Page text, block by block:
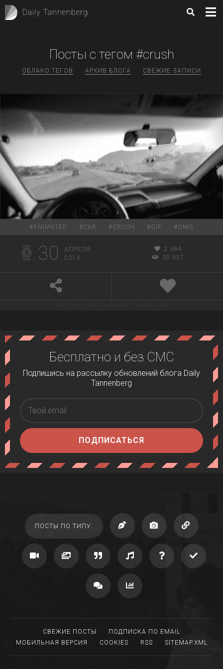
Daily Tannenberg
Посты с тегом #crush
ОБЛАКО ТЕГОВ АРХИВ БЛОГА СВЕЖИЕ ЗАПИСИ
#ANIMATED #CAR #CRUSH #GIF #OMG
30
АПРЕЛЯ
2013
2 684
35 957
Бесплатно и без СМС
Подпишись на рассылку обновлений блога Daily
Tannenberg
ПОДПИСАТЬСЯ
ПОСТЫ ПО ТИПУ:
СВЕЖИЕ ПОСТЫ
ПОДПИСКА ПО EMAIL
МОБИЛЬНАЯ ВЕРСИЯ
COOKIES RSS SITEMAP.XML